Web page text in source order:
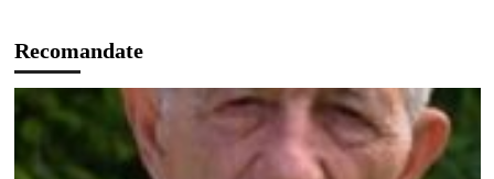
Recomandate